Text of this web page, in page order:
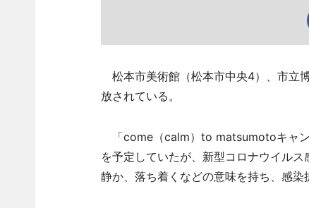
松本市美術館（松本市中央4）、市立
放されている。
「come（calm）to matsumotoキャン
を予定していたが、新型コロナウイル
静か、落ち着くなどの意味を持ち、感染